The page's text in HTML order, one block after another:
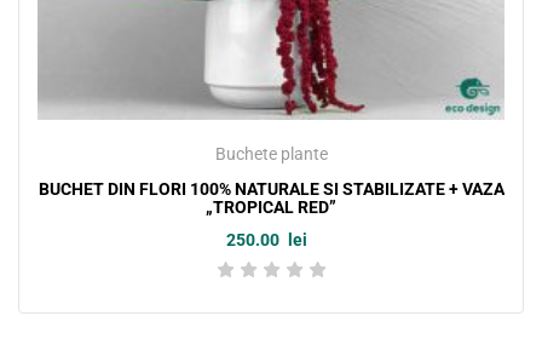
Buchete plante
BUCHET DIN FLORI 100% NATURALE SI STABILIZATE + VAZA
„TROPICAL RED”
250.00
lei